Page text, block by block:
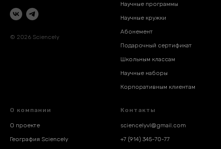
© 2026 Sciencely
Научные программы
Научные кружки
Абонемент
Подарочный сертификат
Школьным классам
Научные наборы
Корпоративным клиентам
О компании
О проекте
География Sciencely
Контакты
sciencelyvl@gmail.com
+7 (914) 345-70-77